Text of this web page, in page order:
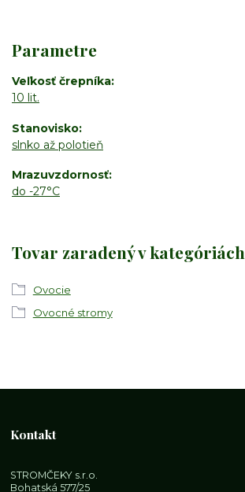
Parametre
Veľkosť črepníka
10 lit.
Stanovisko
slnko až polotieň
Mrazuvzdornosť
do -27°C
Tovar zaradený v kategóriách
Ovocie
Ovocné stromy
Kontakt
STROMČEKY s.r.o.
Bohatská 577/25